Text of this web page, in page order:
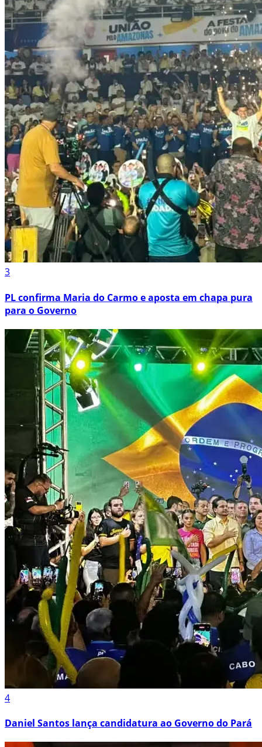
3
PL confirma Maria do Carmo e aposta em chapa pura
para o Governo
4
Daniel Santos lança candidatura ao Governo do Pará